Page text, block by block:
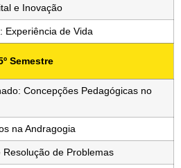
e Inovação
Experiência de Vida
Semestre
Concepções Pedagógicas no
na Andragogia
de Problemas